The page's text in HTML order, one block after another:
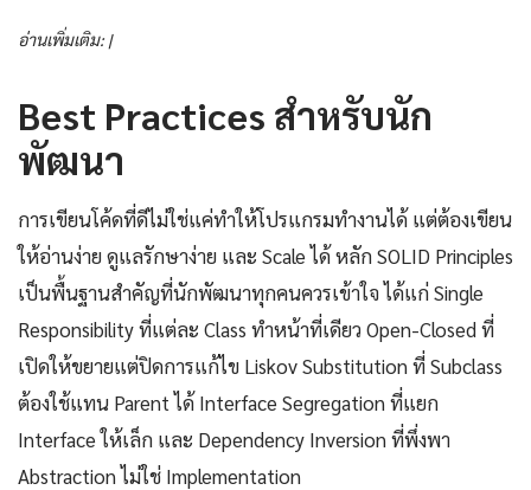
อ่านเพิ่มเติม: |
Best Practices สำหรับนัก
พัฒนา
การเขียนโค้ดที่ดีไม่ใช่แค่ทำให้โปรแกรมทำงานได้ แต่ต้องเขียน
ให้อ่านง่าย ดูแลรักษาง่าย และ Scale ได้ หลัก SOLID Principles
เป็นพื้นฐานสำคัญที่นักพัฒนาทุกคนควรเข้าใจ ได้แก่ Single
Responsibility ที่แต่ละ Class ทำหน้าที่เดียว Open-Closed ที่
เปิดให้ขยายแต่ปิดการแก้ไข Liskov Substitution ที่ Subclass
ต้องใช้แทน Parent ได้ Interface Segregation ที่แยก
Interface ให้เล็ก และ Dependency Inversion ที่พึ่งพา
Abstraction ไม่ใช่ Implementation